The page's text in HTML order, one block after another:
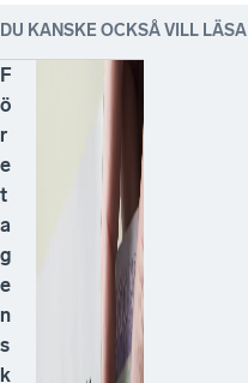
DU KANSKE OCKSÅ VILL LÄSA
F
ö
r
e
t
a
g
e
n
s
k